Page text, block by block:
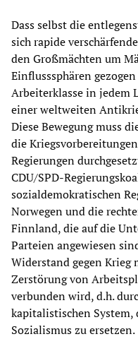
Dass selbst die
sich rapide
den Großmächten um
Einflusssphären
Arbeiterklasse in jedem
einer weltweiten
Diese Bewegung muss
die
Regierungen
CDU/SPD-
sozialdemokratischen
Norwegen und die
Finnland, die auf die
Parteien angewiesen
Widerstand gegen Krieg
Zerstörung von
verbunden wird, d.h.
kapitalistischen System,
Sozialismus zu ersetzen.